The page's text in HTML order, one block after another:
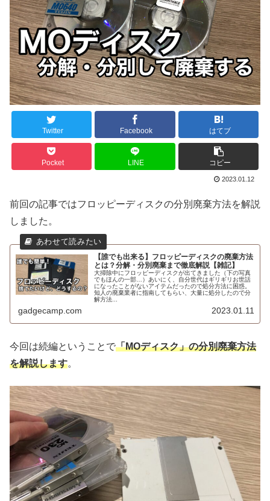
Twitter Facebook はてブ
Pocket LINE コピー
2023.01.12
前回の記事ではフロッピーディスクの分別廃棄方法を解説
しました。
【誰でも出来る】フロッピーディスクの廃棄方法
とは？分解・分別廃棄まで徹底解説【雑記】
大掃除中にフロッピーディスクが出てきました（下の写真
でもほんの一部…）あいにく、自分世代はギリギリお世話
になったことがないアイテムだったので処分方法に困惑。
知人の廃棄業者に指南してもらい、大量に処分したので分
解方法...
gadgecamp.com 2023.01.11
今回は続編ということで「MOディスク」の分別廃棄方法
を解説します。